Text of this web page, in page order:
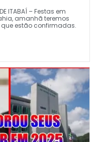
ITABAÍ – Festas em
amanhã teremos
estão confirmadas.